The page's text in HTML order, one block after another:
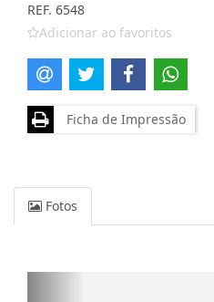
REF. 6548
Adicionar ao favoritos
Ficha de Impressão
Fotos